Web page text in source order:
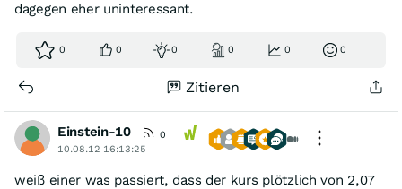
dagegen eher uninteressant.
0 0 0 0 0 0
Zitieren
Einstein-10
0
10.08.12 16:13:25
weiß einer was passiert, dass der kurs plötzlich von 2,07